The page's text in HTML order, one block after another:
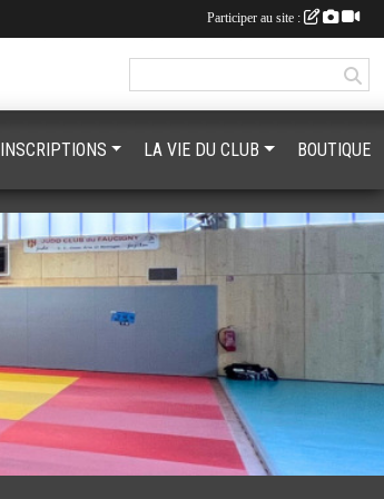
INSCRIPTIONS LA VIE DU CLUB BOUTIQUE
Participer au site :